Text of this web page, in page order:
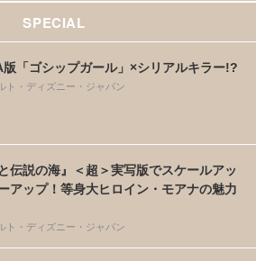
SPECIAL
「ゴシップガール」×シリアルキラー!?
ト・ディズニー・ジャパン
伝説の海』＜超＞実写版でスケールアッ
アップ！等身大ヒロイン・モアナの魅力
ト・ディズニー・ジャパン